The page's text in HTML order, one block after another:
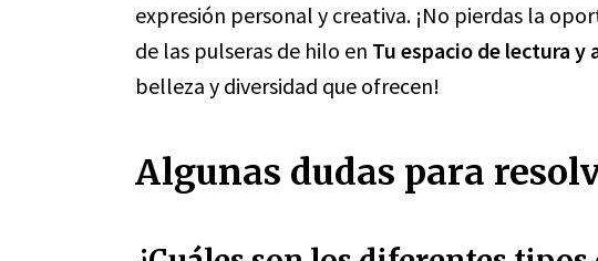
expresión personal y creativa. ¡No pierdas la
de las pulseras de hilo en Tu espacio de lectura y
belleza y diversidad que ofrecen!
Algunas dudas para